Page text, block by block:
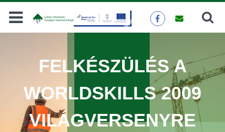
Keresés
FELKÉSZÜLÉS A
WORLDSKILLS 2009
VILÁGVERSENYRE